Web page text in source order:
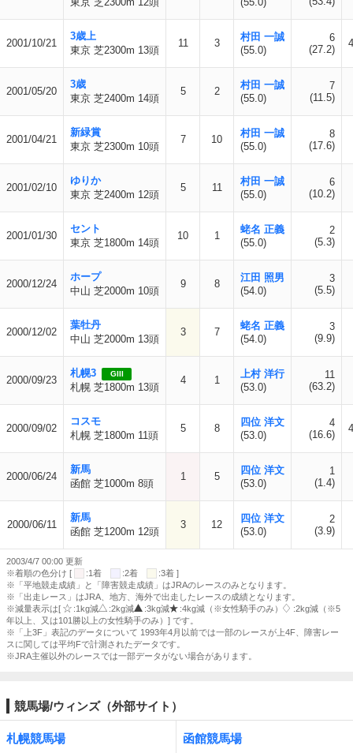
2001/10/21
3歳上
東京 芝2300m 13頭
11 3
村田 一誠
(55.0)
6
(27.2)
2001/05/20
3歳
東京 芝2400m 14頭
5 2
村田 一誠
(55.0)
7
(11.5)
2001/04/21
新緑賞
東京 芝2300m 10頭
7 10
村田 一誠
(55.0)
8
(17.6)
2001/02/10
ゆりか
東京 芝2400m 12頭
5 11
村田 一誠
(55.0)
6
(10.2)
2001/01/30
セント
東京 芝1800m 14頭
10 1
蛯名 正義
(55.0)
2
(5.3)
2000/12/24
ホープ
中山 芝2000m 10頭
9 8
江田 照男
(54.0)
3
(5.5)
2000/12/02
葉牡丹
中山 芝2000m 13頭
3 7
蛯名 正義
(54.0)
3
(9.9)
2000/09/23
札幌3 GIII
札幌 芝1800m 13頭
4 1
上村 洋行
(53.0)
11
(63.2)
2000/09/02
コスモ
札幌 芝1800m 11頭
5 8
四位 洋文
(53.0)
4
(16.6)
2000/06/24
新馬
函館 芝1000m 8頭
1 5
四位 洋文
(53.0)
1
(1.4)
2000/06/11
新馬
函館 芝1200m 12頭
3 12
四位 洋文
(53.0)
2
(3.9)
2003/4/7 00:00 更新
※着順の色分け [
:1着 :2着
:3着 ]
※「平地競走成績」と「障害競走成績」はJRAのレースのみとなります。
※「出走レース」はJRA、地方、海外で出走したレースの成績となります。
※減量表示は[
:1kg減 :2kg減 :3kg減 :4kg減（※女性騎手のみ）
:2kg減（※5
年以上、又は101勝以上の女性騎手のみ）] です。
※「上3F」表記のデータについて 1993年4月以前では一部のレースが上4F、障害レー
スに関しては平均Fで計測されたデータです。
※JRA主催以外のレースでは一部データがない場合があります。
競馬場/ウィンズ（外部サイト）
札幌競馬場 函館競馬場